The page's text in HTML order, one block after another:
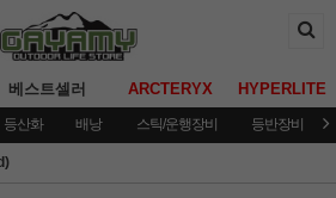
베스트셀러 ARCTERYX HYPERLITE
등산화 배낭 스틱/운행장비 등반장비